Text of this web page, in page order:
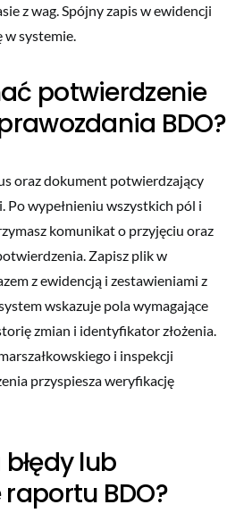
z wag. Spójny zapis w ewidencji
w systemie.
potwierdzenie
BDO?
oraz dokument potwierdzający
Po wypełnieniu wszystkich pól i
komunikat o przyjęciu oraz
Zapisz plik w
z ewidencją i zestawieniami z
wskazuje pola wymagające
zmian i identyfikator złożenia.
i inspekcji
przyspiesza weryfikację
lub
BDO?